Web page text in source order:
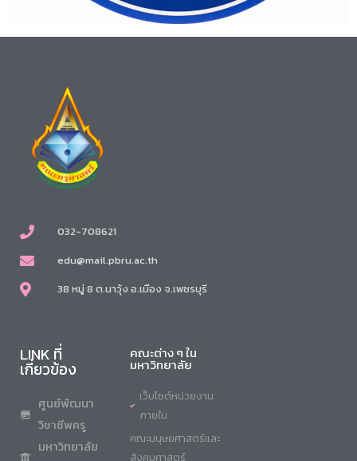
032-708621
edu@mail.pbru.ac.th
38 หมู่ 8 ต.นาวุ้ง อ.เมือง จ.เพชรบุรี
LINK ที่
เกี่ยวข้อง
ศูนย์พัฒนา
วิชาชีพครู
มหาวิทยาลัย
คณะต่าง ๆ ใน
มหาวิทยาลัย
เว็บไซต์หน่วยงาน
ภายใน
คณะมนุษยศาสตร์และ
สังคมศาสตร์